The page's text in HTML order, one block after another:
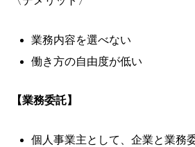
業務内容を選べない
働き方の自由度が低い
【業務委託】
個人事業主として、企業と業務